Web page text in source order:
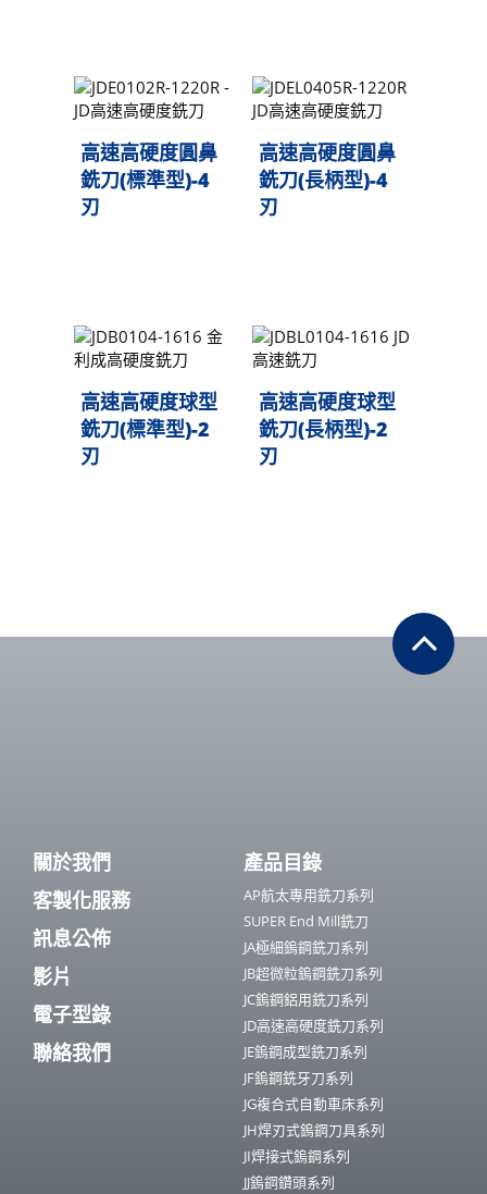
高速高硬度圓鼻
銑刀(標準型)-4
刃
高速高硬度圓鼻
銑刀(長柄型)-4
刃
高速高硬度球型
銑刀(標準型)-2
刃
高速高硬度球型
銑刀(長柄型)-2
刃
關於我們
客製化服務
訊息公佈
影片
電子型錄
聯絡我們
產品目錄
AP航太專用銑刀系列
SUPER End Mill銑刀
JA極細鎢鋼銑刀系列
JB超微粒鎢鋼銑刀系列
JC鎢鋼鋁用銑刀系列
JD高速高硬度銑刀系列
JE鎢鋼成型銑刀系列
JF鎢鋼銑牙刀系列
JG複合式自動車床系列
JH焊刃式鎢鋼刀具系列
JI焊接式鎢鋼系列
JJ鎢鋼鑽頭系列